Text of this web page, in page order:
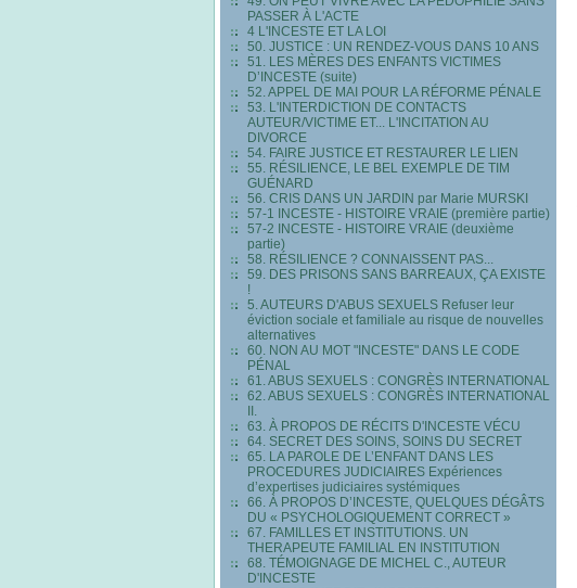
PASSER À L'ACTE
4 L'INCESTE ET LA LOI
50. JUSTICE : UN RENDEZ-VOUS DANS 10 ANS
51. LES MÈRES DES ENFANTS VICTIMES
D’INCESTE (suite)
52. APPEL DE MAI POUR LA RÉFORME PÉNALE
53. L'INTERDICTION DE CONTACTS
AUTEUR/VICTIME ET... L'INCITATION AU
DIVORCE
54. FAIRE JUSTICE ET RESTAURER LE LIEN
55. RÉSILIENCE, LE BEL EXEMPLE DE TIM
GUÉNARD
56. CRIS DANS UN JARDIN par Marie MURSKI
57-1 INCESTE - HISTOIRE VRAIE (première partie)
57-2 INCESTE - HISTOIRE VRAIE (deuxième
partie)
58. RÉSILIENCE ? CONNAISSENT PAS...
59. DES PRISONS SANS BARREAUX, ÇA EXISTE
!
5. AUTEURS D'ABUS SEXUELS Refuser leur
éviction sociale et familiale au risque de nouvelles
alternatives
60. NON AU MOT "INCESTE" DANS LE CODE
PÉNAL
61. ABUS SEXUELS : CONGRÈS INTERNATIONAL
62. ABUS SEXUELS : CONGRÈS INTERNATIONAL
II.
63. À PROPOS DE RÉCITS D'INCESTE VÉCU
64. SECRET DES SOINS, SOINS DU SECRET
65. LA PAROLE DE L’ENFANT DANS LES
PROCEDURES JUDICIAIRES Expériences
d’expertises judiciaires systémiques
66. À PROPOS D’INCESTE, QUELQUES DÉGÂTS
DU « PSYCHOLOGIQUEMENT CORRECT »
67. FAMILLES ET INSTITUTIONS. UN
THERAPEUTE FAMILIAL EN INSTITUTION
68. TÉMOIGNAGE DE MICHEL C., AUTEUR
D'INCESTE